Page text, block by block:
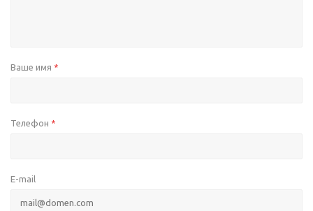
Ваше имя *
Телефон *
E-mail